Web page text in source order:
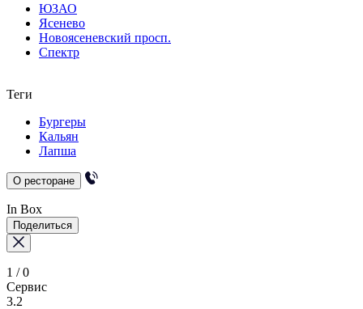
ЮЗАО
Ясенево
Новоясеневский просп.
Спектр
Теги
Бургеры
Кальян
Лапша
О ресторане
In Box
Поделиться
1 /0
Сервис
3.2